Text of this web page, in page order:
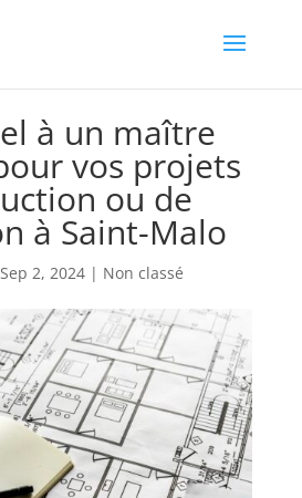
à un maître
vos projets
ou de
à Saint-Malo
Sep 2, 2024| Non classé